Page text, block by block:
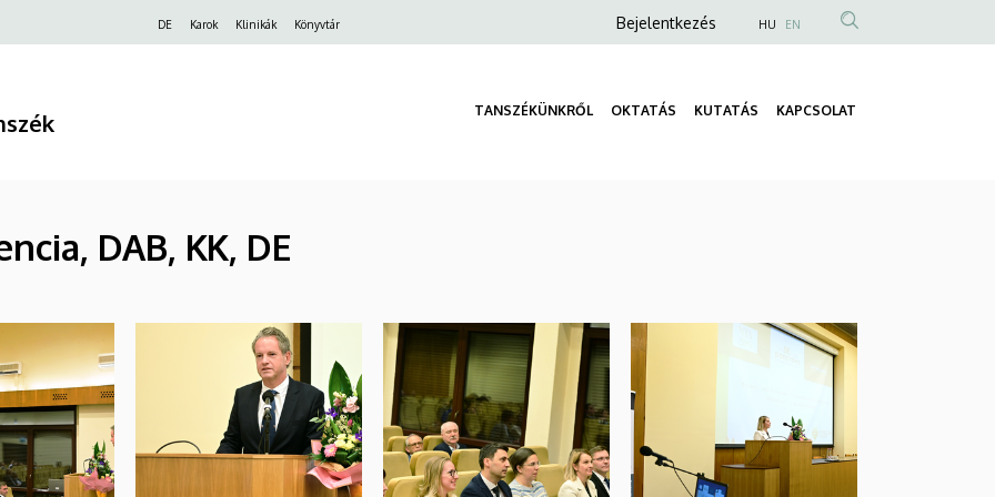
DE Karok Klinikák Könyvtár
Anonim
menüje
Bejelentkezés HU EN
TANSZÉKÜNKRŐL OKTATÁS KUTATÁS KAPCSOLAT
DAB, KK, DE